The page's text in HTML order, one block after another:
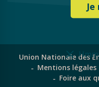
Union Nationale des
Mentions légales
Foire aux